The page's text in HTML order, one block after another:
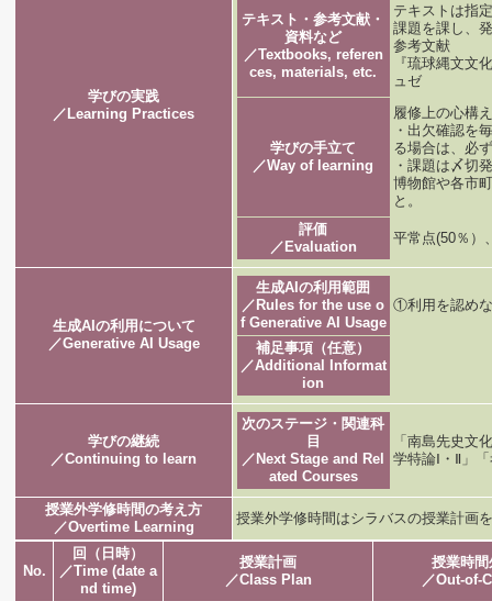
学びの実践
／Learning Practices
テキスト・参考文献・
資料など
／Textbooks, referen
ces, materials, etc.
テキストは指
課題を課し、
参考文献
『琉球縄文文
ュゼ
学びの手立て
／Way of learning
履修上の心構
・出欠確認を
る場合は、必
・課題は〆切
博物館や各市
と。
評価
／Evaluation
平常点(50％）
生成AIの利用について
／Generative AI Usage
生成AIの利用範囲
／Rules for the use o
f Generative AI Usage
①利用を認め
補足事項（任意）
／Additional Informat
ion
学びの継続
／Continuing to learn
次のステージ・関連科
目
／Next Stage and Rel
ated Courses
「南島先史文
学特論Ⅰ・Ⅱ」
授業外学修時間の考え方
／Overtime Learning
授業外学修時間はシラバスの授業計画
No.
回（日時）
／Time (date a
nd time)
授業計画
／Class Plan
授業時
／Out-of-